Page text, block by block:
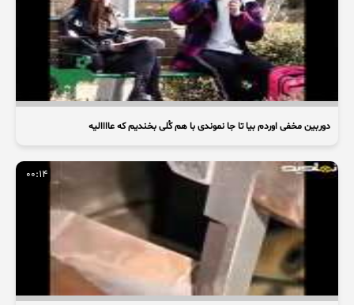
دوربین مخفی اوردم بیا تا جا نموندی با هم کُلی بخندیم که عاااالیه
00:14